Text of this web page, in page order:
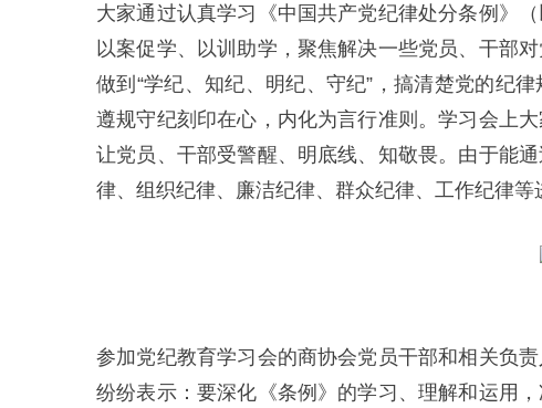
大家通过认真学习《中国共产党纪律处分条例》
以案促学、以训助学，聚焦解决一些党员、干部
做到“学纪、知纪、明纪、守纪”，搞清楚党的纪
遵规守纪刻印在心，内化为言行准则。学习会上
让党员、干部受警醒、明底线、知敬畏。由于能
律、组织纪律、廉洁纪律、群众纪律、工作纪律等
参加党纪教育学习会的商协会党员干部和相关负
纷纷表示：要深化《条例》的学习、理解和运用